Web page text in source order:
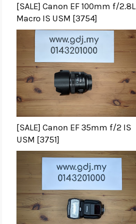
[SALE] Canon EF 100mm f/2.8L
Macro IS USM [3754]
[SALE] Canon EF 35mm f/2 IS
USM [3751]